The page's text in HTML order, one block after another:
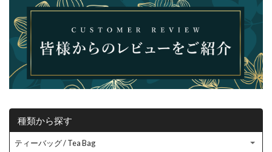
種類から探す
ティーバッグ / Tea Bag